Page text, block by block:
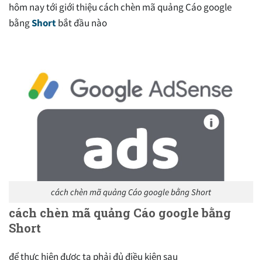
hôm nay tới giới thiệu cách chèn mã quảng Cáo google
bằngShortbắt đầu nào
cách chèn mã quảng Cáo google bằng Short
cách chèn mã quảng Cáo google bằng
Short
để thực hiện được ta phải đủ điều kiện sau